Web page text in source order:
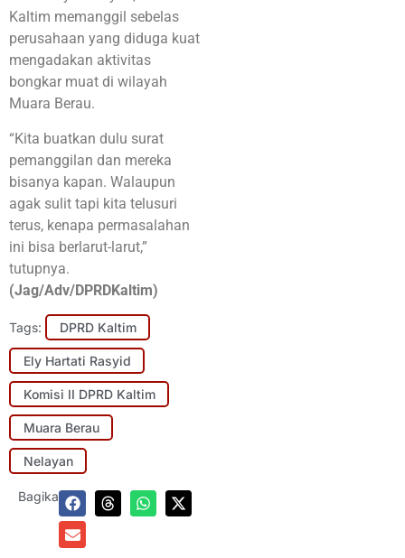
Kaltim memanggil sebelas
perusahaan yang diduga kuat
mengadakan aktivitas
bongkar muat di wilayah
Muara Berau.
“Kita buatkan dulu surat
pemanggilan dan mereka
bisanya kapan. Walaupun
agak sulit tapi kita telusuri
terus, kenapa permasalahan
ini bisa berlarut-larut,”
tutupnya.
(Jag/Adv/DPRDKaltim)
Tags: DPRD Kaltim
Ely Hartati Rasyid
Komisi II DPRD Kaltim
Muara Berau
Nelayan
Bagikan: